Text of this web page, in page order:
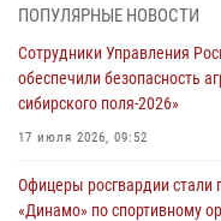
акции «Коробка храбрости»
Сотрудники Росгвардии
03 июля 2026, 04:03
ПОПУЛЯРНЫЕ НОВОСТИ
Сотрудники Управления
обеспечили безопасность
сибирского поля-2026»
17 июля 2026, 09:52
Офицеры росгвардии стали
«Динамо» по спортивному